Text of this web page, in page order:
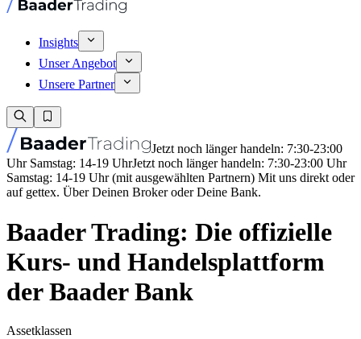
Insights
Unser Angebot
Unsere Partner
Jetzt noch länger handeln: 7:30-23:00
Uhr Samstag: 14-19 UhrJetzt noch länger handeln: 7:30-23:00 Uhr
Samstag: 14-19 Uhr (mit ausgewählten Partnern) Mit uns direkt oder
auf gettex. Über Deinen Broker oder Deine Bank.
Baader Trading: Die offizielle
Kurs- und Handelsplattform
der Baader Bank
Assetklassen